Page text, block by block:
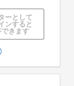
ーとして
ンすると
できます